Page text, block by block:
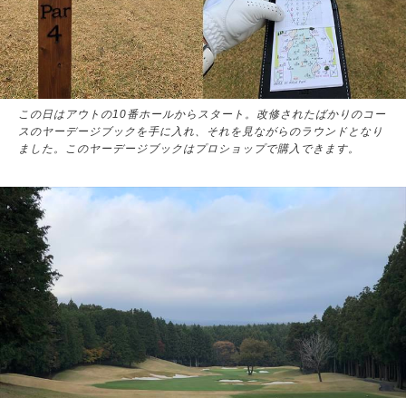
この日はアウトの10番ホールからスタート。改修されたばかりのコー
スのヤーデージブックを手に入れ、それを見ながらのラウンドとなり
ました。このヤーデージブックはプロショップで購入できます。